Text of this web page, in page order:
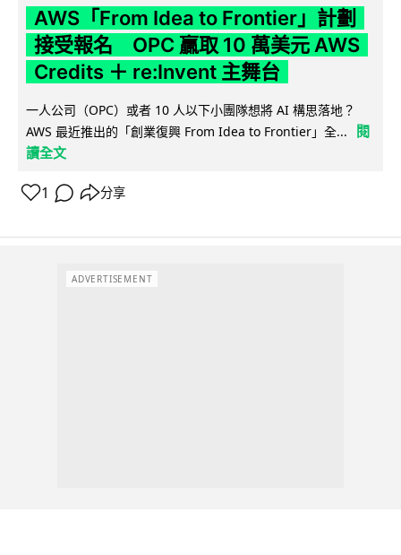
AWS「From Idea to Frontier」計劃
接受報名 OPC 贏取 10 萬美元 AWS
Credits ＋ re:Invent 主舞台
一人公司（OPC）或者 10 人以下小團隊想將 AI 構思落地？
AWS 最近推出的「創業復興 From Idea to Frontier」全...
閱
讀全文
1 分享
ADVERTISEMENT